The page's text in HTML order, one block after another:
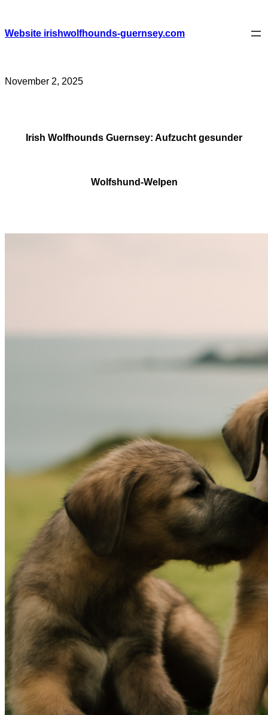
content
Website irishwolfhounds-guernsey.com
November 2, 2025
Irish Wolfhounds Guernsey: Aufzucht gesunder
Wolfshund-Welpen